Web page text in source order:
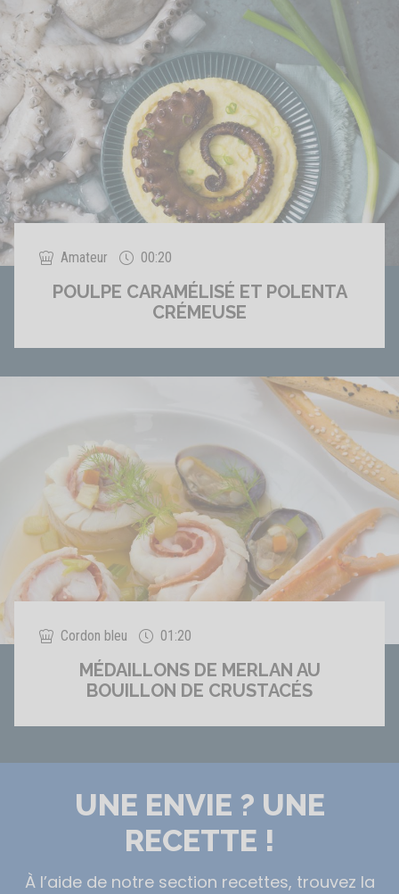
Amateur 00:20
POULPE CARAMÉLISÉ ET POLENTA
CRÉMEUSE
Cordon bleu 01:20
MÉDAILLONS DE MERLAN AU
BOUILLON DE CRUSTACÉS
UNE ENVIE ? UNE
RECETTE !
À l’aide de notre section recettes, trouvez la